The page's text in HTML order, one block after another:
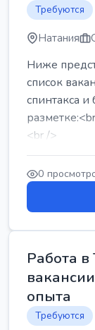
Требуются
Натания
Ниже
список
спинтакса и
<br />
Работа в
требу...
0
Работа
опыта
Требуются